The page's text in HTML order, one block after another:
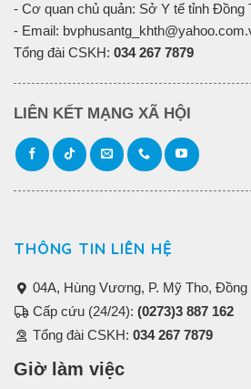
- Cơ quan chủ quản: Sở Y tế tỉnh Đồng
- Email:
Tổng đài CSKH: 034 267 7879
LIÊN KẾT MẠNG XÃ HỘI
THÔNG TIN LIÊN HỆ
04A, Hùng Vương, P. Mỹ Tho, Đồng
Cấp cứu (24/24): (0273)3 887 162
Tổng đài CSKH: 034 267 7879
Giờ làm việc